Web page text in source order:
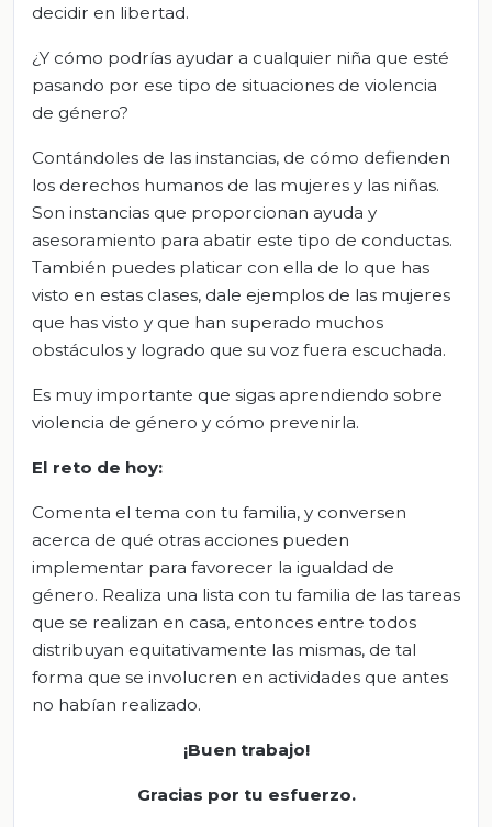
decidir en libertad.
¿Y cómo podrías ayudar a cualquier niña que esté
pasando por ese tipo de situaciones de violencia
de género?
Contándoles de las instancias, de cómo defienden
los derechos humanos de las mujeres y las niñas.
Son instancias que proporcionan ayuda y
asesoramiento para abatir este tipo de conductas.
También puedes platicar con ella de lo que has
visto en estas clases, dale ejemplos de las mujeres
que has visto y que han superado muchos
obstáculos y logrado que su voz fuera escuchada.
Es muy importante que sigas aprendiendo sobre
violencia de género y cómo prevenirla.
El reto de hoy:
Comenta el tema con tu familia, y conversen
acerca de qué otras acciones pueden
implementar para favorecer la igualdad de
género. Realiza una lista con tu familia de las tareas
que se realizan en casa, entonces entre todos
distribuyan equitativamente las mismas, de tal
forma que se involucren en actividades que antes
no habían realizado.
¡Buen trabajo!
Gracias por tu esfuerzo.